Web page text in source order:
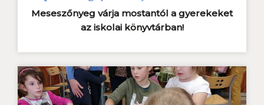
Meseszőnyeg várja mostantól a gyerekeket
az iskolai könyvtárban!